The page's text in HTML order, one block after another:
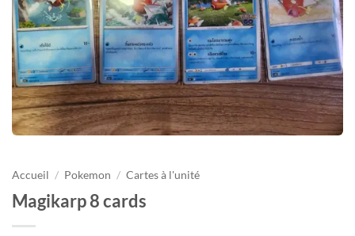
Accueil / Pokemon / Cartes à l'unité
Magikarp 8 cards